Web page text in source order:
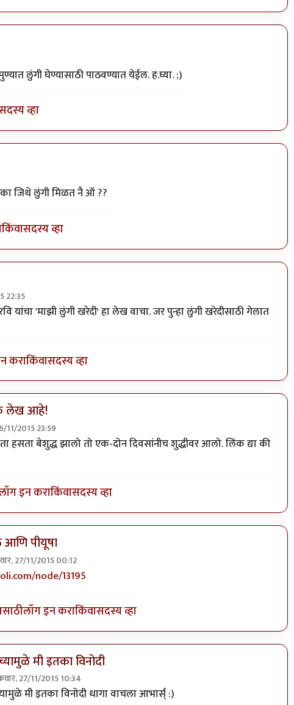
वो !byपियुशा
लुंगी घेण्यासाठी पाठवण्यात येईल. ह.घ्या. ;)
व्हा
byDEADPOOL
जिथे लुंगी मिळत नै ऑ ??
किंवासदस्य व्हा
22:35
आहे काbyपियुशा
यांचा 'माझी लुंगी खरेदी' हा लेख वाचा. जर पुन्हा लुंगी खरेदीसाठी गेलात
कराकिंवासदस्य व्हा
लेख आहे!
11/2015 23:59
मायबोलीवरbyDEADPOOL
हसता बेशुद्ध झालो तो एक-दोन दिवसांनीच शुद्धीवर आलो. लिंक द्या की
इन कराकिंवासदस्य व्हा
आणि पीयूषा
27/11/2015 00:12
तो भयानक लेख आहे!
node/13195
लॉग इन कराकिंवासदस्य व्हा
मी इतका विनोदी
27/11/2015 10:34
toघ्या बोकाशेठ आणि पीयूषाbyDEADPOOL
मी इतका विनोदी धागा वाचला आभार्स् :)